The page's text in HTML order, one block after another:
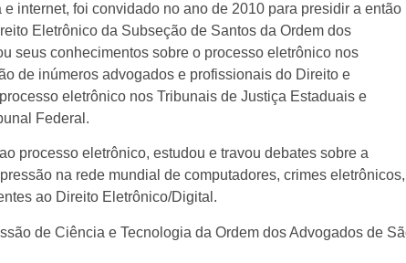
internet, foi convidado no ano de 2010 para presidir a então
Eletrônico da Subseção de Santos da Ordem dos
seus conhecimentos sobre o processo eletrônico nos
de inúmeros advogados e profissionais do Direito e
eletrônico nos Tribunais de Justiça Estaduais e
Federal.
processo eletrônico, estudou e travou debates sobre a
na rede mundial de computadores, crimes eletrônicos,
ao Direito Eletrônico/Digital.
de Ciência e Tecnologia da Ordem dos Advogados de